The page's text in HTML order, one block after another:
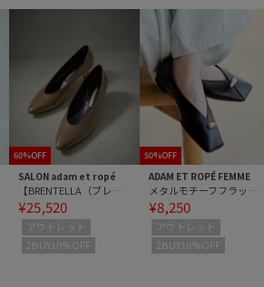
60%OFF
SALON adam et ropé
【BRENTELLA（ブレンテッラ）】EMMNUELLE/レザーパンプス
¥25,520
アウトレット
2BUY10%OFF
50%OFF
ADAM ET ROPÉ FEMME
メタルモチーフフラットシューズ
¥8,250
アウトレット
2BUY10%OFF